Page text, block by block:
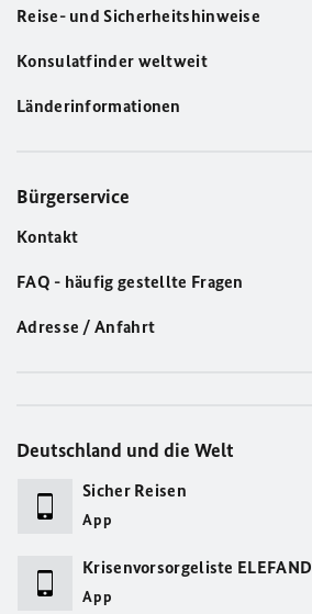
Reise- und Sicherheitshinweise
Konsulatfinder weltweit
Länderinformationen
Bürgerservice
Kontakt
FAQ - häufig gestellte Fragen
Adresse / Anfahrt
Deutschland und die Welt
Sicher Reisen
App
Krisenvorsorgeliste ELEFAND
App